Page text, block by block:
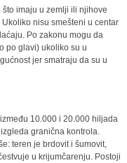
imaju u zemlji ili njihove
nisu smešteni u centar
Po zakonu mogu da
po glavi) ukoliko su u
jer smatraju da su u
10.000 i 20.000 hiljada
granična kontrola.
teren je brdovit i šumovit,
u krijumčarenju. Postoji